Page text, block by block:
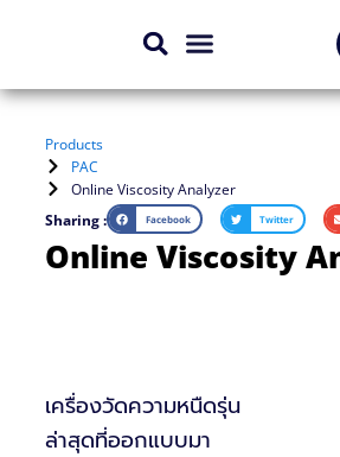
content
Products
PAC
Online Viscosity Analyzer
Sharing :
Facebook Twitter
Online Viscosity
เครื่องวัดความหนืดรุ่น
ล่าสุดที่ออกแบบมา